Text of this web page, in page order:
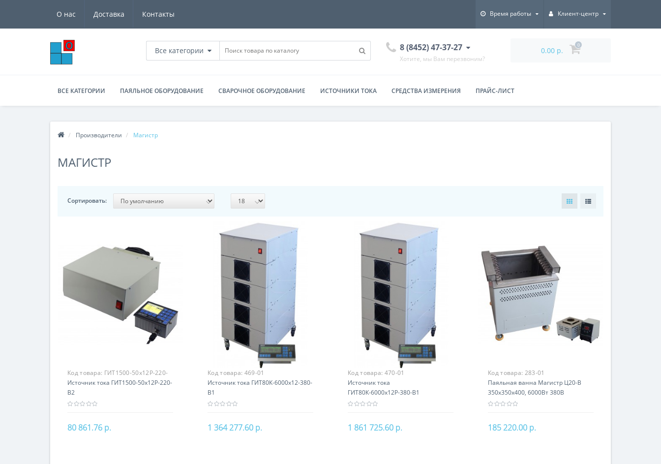
О нас Доставка Контакты Время работы Клиент-центр
Все категории 8 (8452) 47-37-27
Хотите, мы Вам перезвоним?
0.00 р.
0
ВСЕ КАТЕГОРИИ ПАЯЛЬНОЕ ОБОРУДОВАНИЕ СВАРОЧНОЕ ОБОРУДОВАНИЕ ИСТОЧНИКИ ТОКА СРЕДСТВА ИЗМЕРЕНИЯ ПРАЙС-ЛИСТ
Производители Магистр
МАГИСТР
Сортировать:
Код товара: ГИТ1500-50х12Р-220-
В2
Источник тока ГИТ1500-50х12Р-220-
В2
80 861.76 р.
Код товара: 469-01
Источник тока ГИТ80К-6000х12-380-
В1
1 364 277.60 р.
Код товара: 470-01
Источник тока
ГИТ80К-6000х12Р-380-В1
1 861 725.60 р.
Код товара: 283-01
Паяльная ванна Магистр Ц20-В
350x350x400, 6000Вт 380В
185 220.00 р.